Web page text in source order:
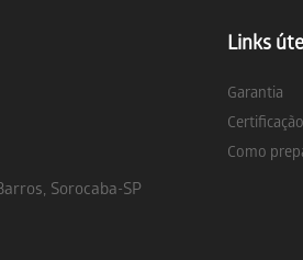
Sorocaba-SP
Links
Garantia
Certificação
Como